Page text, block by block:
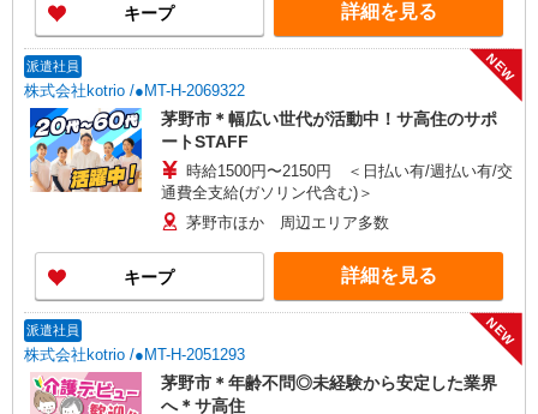
キープ 詳細を見る
派遣社員
株式会社kotrio /●MT-H-2069322
NEW
茅野市＊幅広い世代が活動中！サ高住のサポ
ートSTAFF
時給1500円〜2150円 ＜日払い有/週払い有/交
通費全支給(ガソリン代含む)＞
茅野市ほか 周辺エリア多数
キープ 詳細を見る
派遣社員
株式会社kotrio /●MT-H-2051293
NEW
茅野市＊年齢不問◎未経験から安定した業界
へ＊サ高住